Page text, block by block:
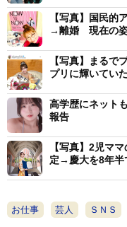
り、「相手は年上だ
お互いフリーになっ
ました」と話した。
手続きは「もともと
ので、紙一枚出すだ
境についても「本当
らい元気」と話し、
っても楽しくやって
【写真】国民
→離婚 現在の姿
【写真】まる
プリに輝いていた
高学歴にネット
報告
【写真】2児マ
定→慶大を8年半
お仕事 芸人 ＳＮＳ